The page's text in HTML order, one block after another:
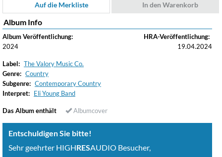
Auf die Merkliste In den Warenkorb
Album Info
Album Veröffentlichung:
2024
HRA-Veröffentlichung:
19.04.2024
Label: The Valory Music Co.
Genre: Country
Subgenre: Contemporary Country
Interpret: Eli Young Band
Das Album enthält Albumcover
Entschuldigen Sie bitte!
Sehr geehrter HIGHRESAUDIO Besucher,